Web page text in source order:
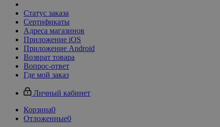
Статус заказа
Сертификаты
Адреса магазинов
Приложение iOS
Приложение Android
Возврат товара
Вопрос-ответ
Где мой заказ
Личный кабинет
Корзина0
Отложенные0